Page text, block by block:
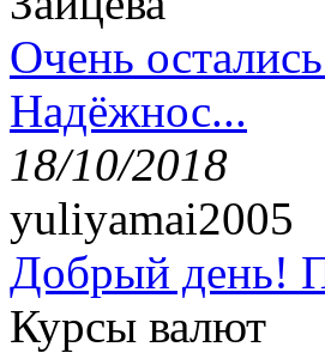
Очень
Надёжнос...
18/10/2018
yuliyamai2005
Добрый день!
Курсы валют